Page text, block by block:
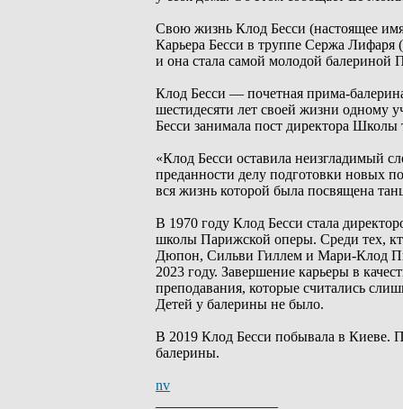
Свою жизнь Клод Бесси (настоящее
Карьера Бесси в труппе Сержа Лифаря
и она стала самой молодой
Клод Бесси — почетная прима-
шестидесяти лет своей жизни одному
Бесси занимала пост директора
«Клод Бесси оставила неизгладимый
преданности делу подготовки новых
вся жизнь которой была посвящена
В 1970 году Клод Бесси стала
школы Парижской оперы. Среди тех,
Дюпон, Сильви Гиллем и Мари-Клод
2023 году. Завершение карьеры в
преподавания, которые считались
Детей у балерины не было.
В 2019 Клод Бесси побывала в Киеве.
балерины.
nv